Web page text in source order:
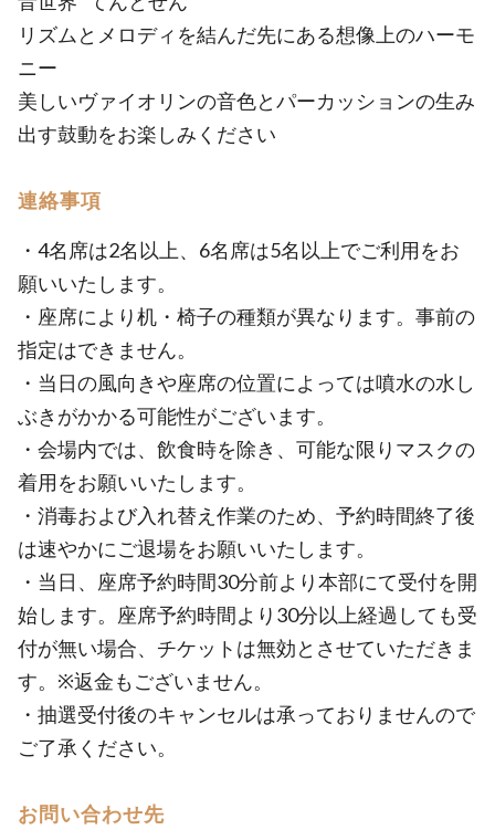
リズムとメロディを結んだ先にある想像上のハーモ
ニー
美しいヴァイオリンの音色とパーカッションの生み
出す鼓動をお楽しみください
連絡事項
・4名席は2名以上、6名席は5名以上でご利用をお
願いいたします。
・座席により机・椅子の種類が異なります。事前の
指定はできません。
・当日の風向きや座席の位置によっては噴水の水し
ぶきがかかる可能性がございます。
・会場内では、飲食時を除き、可能な限りマスクの
着用をお願いいたします。
・消毒および入れ替え作業のため、予約時間終了後
は速やかにご退場をお願いいたします。
・当日、座席予約時間30分前より本部にて受付を開
始します。座席予約時間より30分以上経過しても受
付が無い場合、チケットは無効とさせていただきま
す。※返金もございません。
・抽選受付後のキャンセルは承っておりませんので
ご了承ください。
お問い合わせ先